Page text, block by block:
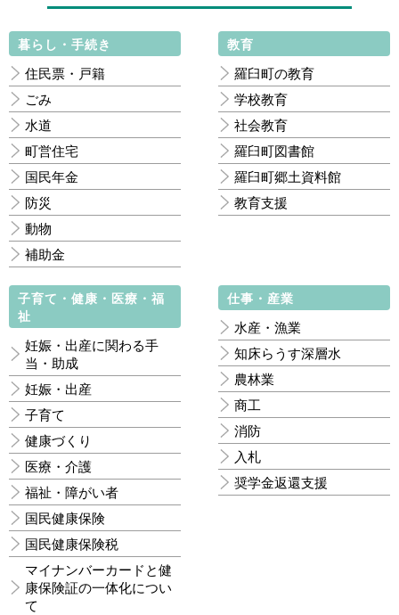
暮らし・手続き
住民票・戸籍
ごみ
水道
町営住宅
国民年金
防災
動物
補助金
教育
羅臼町の教育
学校教育
社会教育
羅臼町図書館
羅臼町郷土資料館
教育支援
子育て・健康・医療・福
祉
妊娠・出産に関わる手
当・助成
妊娠・出産
子育て
健康づくり
医療・介護
福祉・障がい者
国民健康保険
国民健康保険税
マイナンバーカードと健
康保険証の一体化につい
て
仕事・産業
水産・漁業
知床らうす深層水
農林業
商工
消防
入札
奨学金返還支援